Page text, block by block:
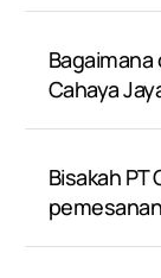
Cahaya
Bisakah PT